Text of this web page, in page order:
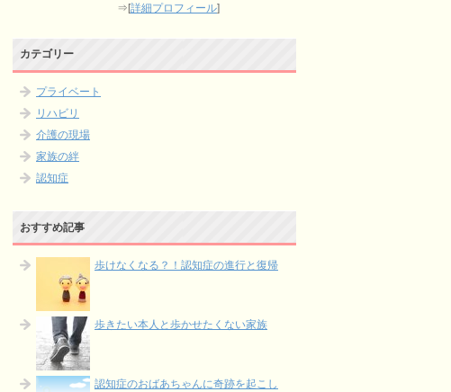
⇒[詳細プロフィール]
カテゴリー
プライベート
リハビリ
介護の現場
家族の絆
認知症
おすすめ記事
歩けなくなる？！認知症の進行と復帰
歩きたい本人と歩かせたくない家族
認知症のおばあちゃんに奇跡を起こし